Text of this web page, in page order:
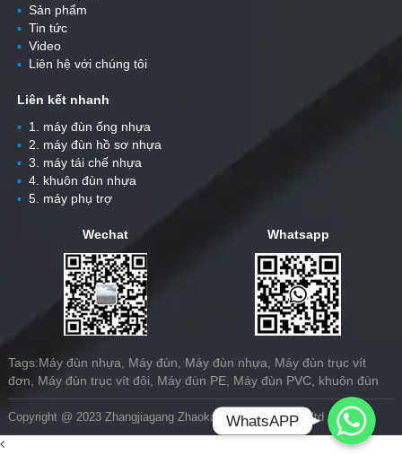
▪Sản phẩm
▪Tin tức
▪Video
▪Liên hệ với chúng tôi
Liên kết nhanh
▪1. máy đùn ống nhựa
▪2. máy đùn hồ sơ nhựa
▪3. máy tái chế nhựa
▪4. khuôn đùn nhựa
▪5. máy phụ trợ
Wechat Whatsapp
Tags:Máy đùn nhựa, Máy đùn, Máy đùn nhựa, Máy đùn trục vít
đơn, Máy đùn trục vít đôi, Máy đùn PE, Máy đùn PVC, khuôn đùn
Copyright @ 2023 Zhangjiagang Zhaokang Machinery Co.,ltd
Whatsapp
WhatsAPP